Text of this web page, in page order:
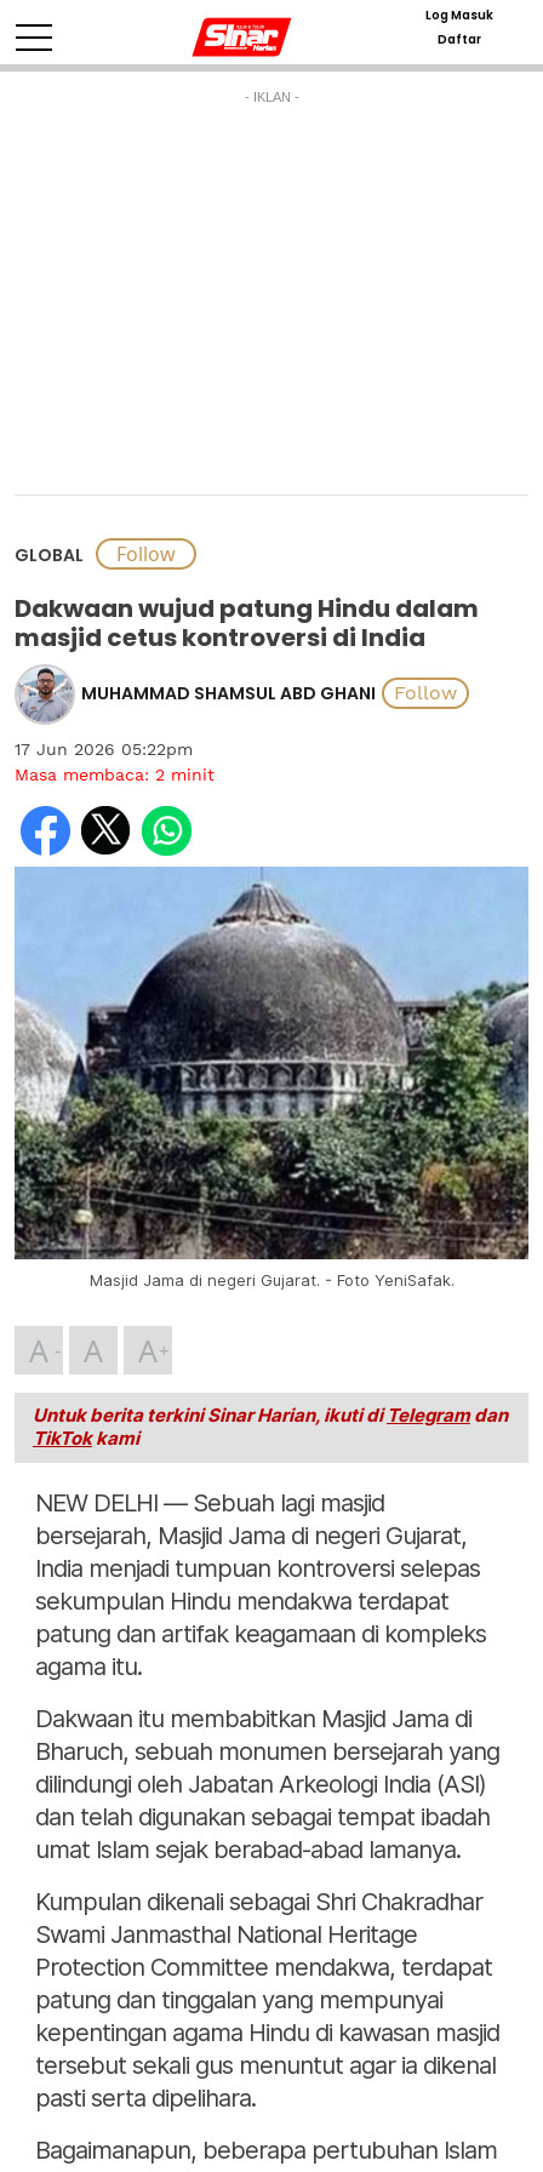
Log Masuk
Daftar
- IKLAN -
GLOBAL
Dakwaan wujud patung Hindu dalam
masjid cetus kontroversi di India
MUHAMMAD SHAMSUL ABD GHANI
17 Jun 2026 05:22pm
Masa membaca: 2 minit
Masjid Jama di negeri Gujarat. - Foto YeniSafak.
A A A
Untuk berita terkini Sinar Harian, ikuti di Telegramdan
TikTokkami
NEW DELHI — Sebuah lagi masjid
bersejarah, Masjid Jama di negeri Gujarat,
India menjadi tumpuan kontroversi selepas
sekumpulan Hindu mendakwa terdapat
patung dan artifak keagamaan di kompleks
agama itu.
Dakwaan itu membabitkan Masjid Jama di
Bharuch, sebuah monumen bersejarah yang
dilindungi oleh Jabatan Arkeologi India (ASI)
dan telah digunakan sebagai tempat ibadah
umat Islam sejak berabad-abad lamanya.
Kumpulan dikenali sebagai Shri Chakradhar
Swami Janmasthal National Heritage
Protection Committee mendakwa, terdapat
patung dan tinggalan yang mempunyai
kepentingan agama Hindu di kawasan masjid
tersebut sekali gus menuntut agar ia dikenal
pasti serta dipelihara.
Bagaimanapun, beberapa pertubuhan Islam